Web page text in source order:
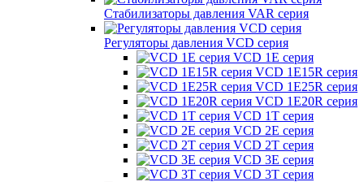
Стабилизаторы давления VAR серия
Регуляторы давления VCD серия
VCD 1E серия
VCD 1E15R серия
VCD 1E25R серия
VCD 1E20R серия
VCD 1T серия
VCD 2E серия
VCD 2T серия
VCD 3E серия
VCD 3T серия